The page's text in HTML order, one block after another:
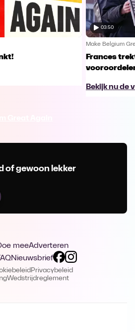
03:50
Make Belgium
Frances
Bekijk nu de
of gewoon lekker
meeAdverteren
Nieuwsbrief
Privacybeleid
Wedstrijdreglement